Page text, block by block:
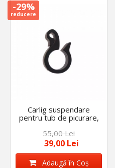
-29%
reducere
Carlig suspendare
pentru tub de picurare,
set 100 buc, diametru
de 16 mm
55,00 Lei
39,00 Lei
Adaugă în Coş